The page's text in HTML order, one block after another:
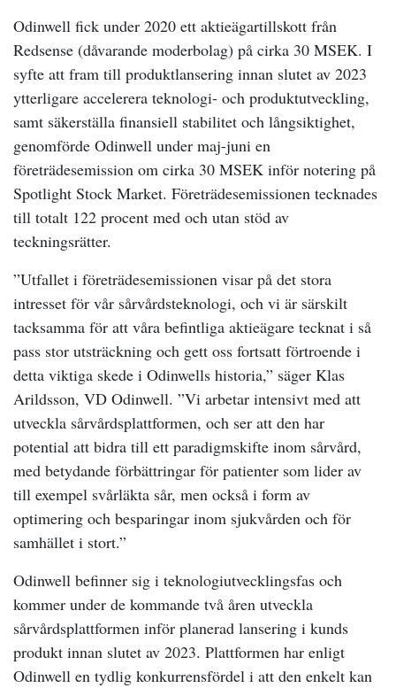
Odinwell fick under 2020 ett aktieägartillskott från
Redsense (dåvarande moderbolag) på cirka 30 MSEK. I
syfte att fram till produktlansering innan slutet av 2023
ytterligare accelerera teknologi- och produktutveckling,
samt säkerställa finansiell stabilitet och långsiktighet,
genomförde Odinwell under maj-juni en
företrädesemission om cirka 30 MSEK inför notering på
Spotlight Stock Market. Företrädesemissionen tecknades
till totalt 122 procent med och utan stöd av
teckningsrätter.
”Utfallet i företrädesemissionen visar på det stora
intresset för vår sårvårdsteknologi, och vi är särskilt
tacksamma för att våra befintliga aktieägare tecknat i så
pass stor utsträckning och gett oss fortsatt förtroende i
detta viktiga skede i Odinwells historia,” säger Klas
Arildsson, VD Odinwell. ”Vi arbetar intensivt med att
utveckla sårvårdsplattformen, och ser att den har
potential att bidra till ett paradigmskifte inom sårvård,
med betydande förbättringar för patienter som lider av
till exempel svårläkta sår, men också i form av
optimering och besparingar inom sjukvården och för
samhället i stort.”
Odinwell befinner sig i teknologiutvecklingsfas och
kommer under de kommande två åren utveckla
sårvårdsplattformen inför planerad lansering i kunds
produkt innan slutet av 2023. Plattformen har enligt
Odinwell en tydlig konkurrensfördel i att den enkelt kan